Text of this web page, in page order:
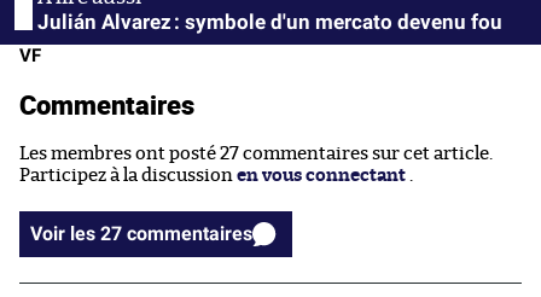
Julián Alvarez : symbole d'un mercato devenu fou
VF
Commentaires
Les membres ont posté 27 commentaires sur cet article.
Participez à la discussion en vous connectant
Voir les 27 commentaires